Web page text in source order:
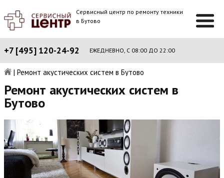
Сервисный центр по ремонту техники
в Бутово
+7 [495] 120-24-92 ЕЖЕДНЕВНО, С 08:00 ДО 22:00
| Ремонт акустических систем в Бутово
Ремонт акустических систем в
Бутово